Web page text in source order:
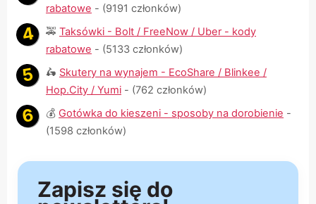
rabatowe - (9191 członków)
🚕 Taksówki - Bolt / FreeNow / Uber - kody
rabatowe - (5133 członków)
🛵 Skutery na wynajem - EcoShare / Blinkee /
Hop.City / Yumi - (762 członków)
💰 Gotówka do kieszeni - sposoby na dorobienie -
(1598 członków)
Zapisz się do